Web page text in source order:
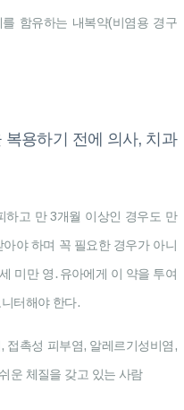
함유하는 내복약(비염용 경구
용하기 전에 의사, 치과
하고 만 3개월 이상인 경우도 만
야 하며 꼭 필요한 경우가 아니
미만 영․유아에게 이 약을 투여
터해야 한다.
접촉성 피부염, 알레르기성비염,
운 체질을 갖고 있는 사람